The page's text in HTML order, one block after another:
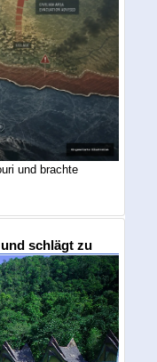
und brachte
schlägt zu